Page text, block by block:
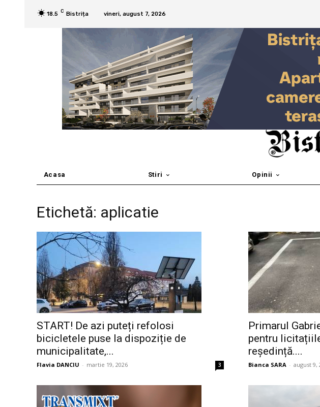
18.5 C Bistrița vineri, august 7, 2026
Acasa Stiri Opinii
Etichetă: aplicatie
START! De azi puteți refolosi
bicicletele puse la dispoziție de
municipalitate,...
Flavia DANCIU - martie 19, 2026 3
Primarul
pentru
reședință....
Bianca SARA - august 9,